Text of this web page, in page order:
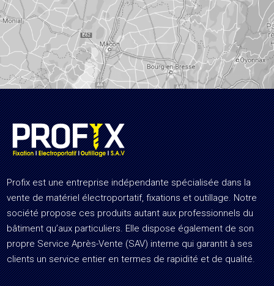
Profix est une entreprise indépendante spécialisée dans la
vente de matériel électroportatif, fixations et outillage. Notre
société propose ces produits autant aux professionnels du
bâtiment qu’aux particuliers. Elle dispose également de son
propre Service Après-Vente (SAV) interne qui garantit à ses
clients un service entier en termes de rapidité et de qualité.